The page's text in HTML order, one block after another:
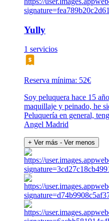
Yully
1 servicios
Reserva mínima: 52€
Soy peluquera hace 15
maquillaje y peinado, he
Peluquería en general,
Angel Madrid
+ Ver más - Ver menos